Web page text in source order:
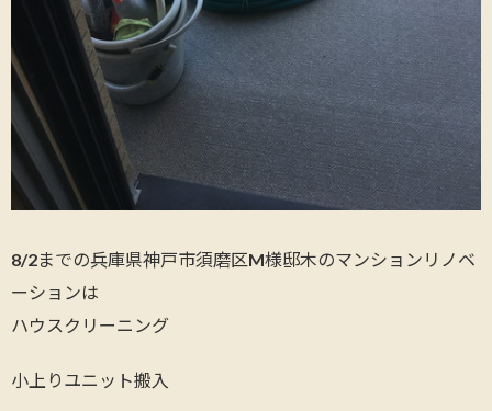
8/2までの兵庫県神戸市須磨区M様邸木のマンションリノベ
ーションは
ハウスクリーニング
小上りユニット搬入